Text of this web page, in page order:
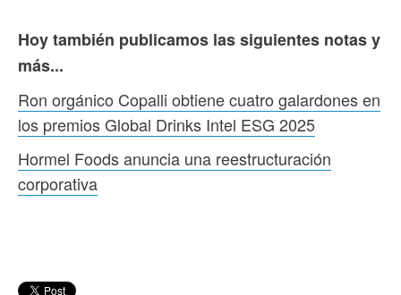
Hoy también publicamos las siguientes notas y
más...
Ron orgánico Copalli obtiene cuatro galardones en
los premios Global Drinks Intel ESG 2025
Hormel Foods anuncia una reestructuración
corporativa